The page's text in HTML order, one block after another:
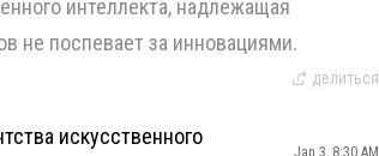
интеллекта, надлежащая
не поспевает за инновациями.
делиться
искусственного
Jan 3, 8:30 AM